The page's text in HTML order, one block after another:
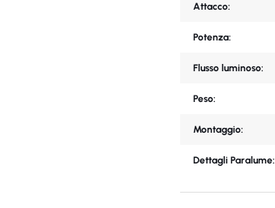
Attacco:
Potenza:
Flusso luminoso:
Peso:
Montaggio:
Dettagli Paralume: